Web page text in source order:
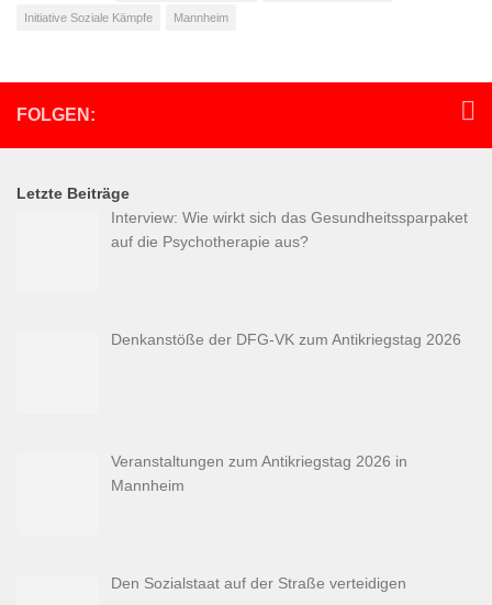
Initiative Soziale Kämpfe Mannheim
FOLGEN:
Letzte Beiträge
Interview: Wie wirkt sich das Gesundheitssparpaket
auf die Psychotherapie aus?
Denkanstöße der DFG-VK zum Antikriegstag 2026
Veranstaltungen zum Antikriegstag 2026 in
Mannheim
Den Sozialstaat auf der Straße verteidigen